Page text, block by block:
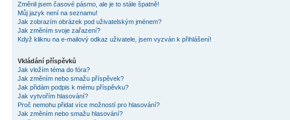
Změnil jsem časové pásmo, ale je to stále špatně!
Můj jazyk není na seznamu!
Jak zobrazím obrázek pod uživatelským jménem?
Jak změním svoje zařazení?
Když kliknu na e-mailový odkaz uživatele, jsem vyzván k přihlášení!
Vkládání příspěvků
Jak vložím téma do fóra?
Jak změním nebo smažu příspěvek?
Jak přidám podpis k mému příspěvku?
Jak vytvořím hlasování?
Proč nemohu přidat více možností pro hlasování?
Jak změním nebo smažu hlasování?